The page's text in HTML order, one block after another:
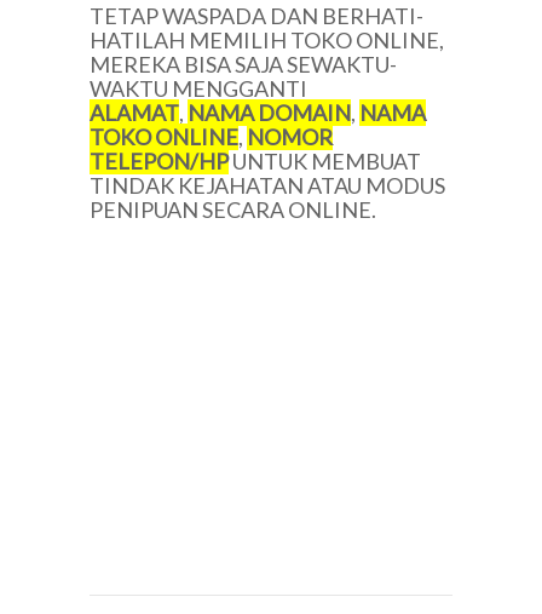
TETAP WASPADA DAN BERHATI-
HATILAH MEMILIH TOKO ONLINE,
MEREKA BISA SAJA SEWAKTU-
WAKTU MENGGANTI
ALAMAT, NAMA DOMAIN, NAMA
TOKO ONLINE, NOMOR
TELEPON/HPUNTUK MEMBUAT
TINDAK KEJAHATAN ATAU MODUS
PENIPUAN SECARA ONLINE.